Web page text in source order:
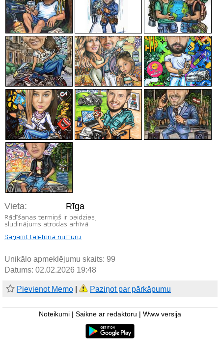
Vieta: Rīga
Unikālo apmeklējumu skaits: 99
Datums: 02.02.2026 19:48
Pievienot Memo Paziņot par pārkāpumu
Noteikumi Saikne ar redaktoru Www versija